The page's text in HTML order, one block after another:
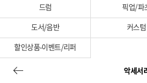
드럼
픽업/파
도서/음반
커스텀
할인상품-이벤트/리퍼
악세서